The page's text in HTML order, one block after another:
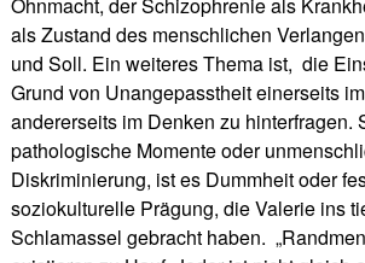
als Zustand des menschlichen
und Soll. Ein weiteres Thema ist, die
Grund von Unangepasstheit einerseits
andererseits im Denken zu hinterfragen.
pathologische Momente oder
Diskriminierung, ist es Dummheit oder
soziokulturelle Prägung, die Valerie ins
Schlamassel gebracht haben.